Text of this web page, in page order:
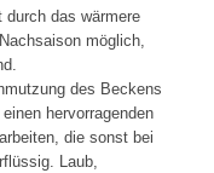
das wärmere
möglich,
des Beckens
hervorragenden
die sonst bei
Laub,